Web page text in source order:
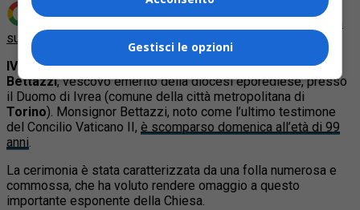
Fonte preferita
su Google
IVREA-Oggi si è tenuto il funerale di monsignorLuigi
Bettazzi, vescovo emerito della diocesi eporediese, presso
il Duomo di Ivrea (comune della città metropolitana di
Torino). Monsignor Bettazzi, noto come l’ultimo testimone
del Concilio Vaticano II, è scomparso domenica all’età di 99
anni.
La cerimonia è stata caratterizzata da una folla numerosa e
commossa, che ha voluto rendere omaggio a questo
importante esponente della Chiesa.
Gestisci le opzioni